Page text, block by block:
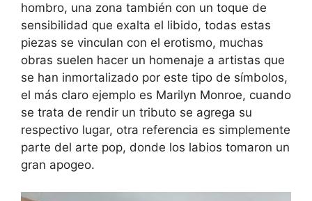
hombro, una zona también con un toque de
sensibilidad que exalta el libido, todas estas
piezas se vinculan con el erotismo, muchas
obras suelen hacer un homenaje a artistas que
se han inmortalizado por este tipo de símbolos,
el más claro ejemplo es Marilyn Monroe, cuando
se trata de rendir un tributo se agrega su
respectivo lugar, otra referencia es simplemente
parte del arte pop, donde los labios tomaron un
gran apogeo.